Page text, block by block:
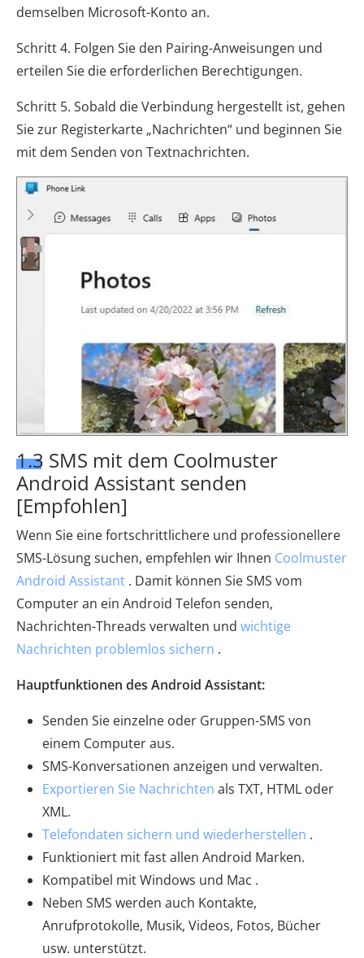
demselben Microsoft-Konto an.
Schritt 4. Folgen Sie den Pairing-Anweisungen und
erteilen Sie die erforderlichen Berechtigungen.
Schritt 5. Sobald die Verbindung hergestellt ist, gehen
Sie zur Registerkarte „Nachrichten“ und beginnen Sie
mit dem Senden von Textnachrichten.
1.3 SMS mit dem Coolmuster
Android Assistant senden
[Empfohlen]
Wenn Sie eine fortschrittlichere und professionellere
SMS-Lösung suchen, empfehlen wir Ihnen Coolmuster
Android Assistant . Damit können Sie SMS vom
Computer an ein Android Telefon senden,
Nachrichten-Threads verwalten und wichtige
Nachrichten problemlos sichern .
Hauptfunktionen des Android Assistant:
Senden Sie einzelne oder Gruppen-SMS von
einem Computer aus.
SMS-Konversationen anzeigen und verwalten.
Exportieren Sie Nachrichten als TXT, HTML oder
XML.
Telefondaten sichern und wiederherstellen .
Funktioniert mit fast allen Android Marken.
Kompatibel mit Windows und Mac .
Neben SMS werden auch Kontakte,
Anrufprotokolle, Musik, Videos, Fotos, Bücher
usw. unterstützt.